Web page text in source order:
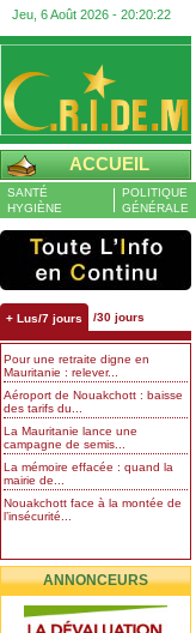
Jeu, 6 Août 2026 - 20:20:23
ACCUEIL
SANTÉ
HYGIÈNE
POLITIQUE
GÉNÉRALE
+ Lus/7 jours /30 jours
Pour une retraite digne en
Mauritanie : relever...
Aéroport de Nouakchott : baisse
des tarifs du...
La Mauritanie lance une
campagne de semis...
La mémoire effacée : quand la
mairie de...
Nouakchott face à la montée de
l’insécurité...
ANNONCEURS